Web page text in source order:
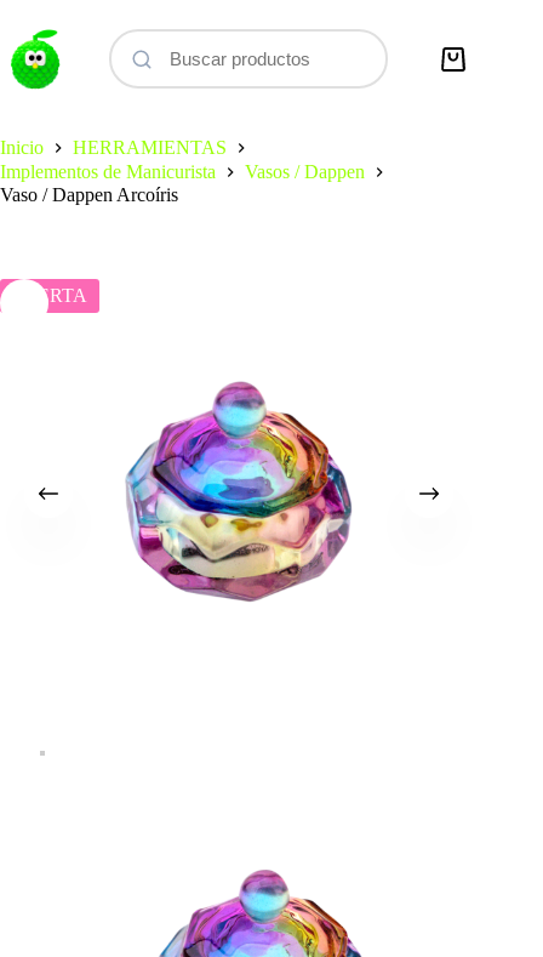
contenido
Carro
Inicio
HERRAMIENTAS
Implementos de Manicurista
Vasos / Dappen
Vaso / Dappen Arcoíris
OFERTA